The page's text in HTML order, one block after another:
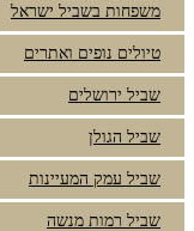
משפחות בשביל ישראל
טיולים נופים ואתרים
שביל ירושלים
שביל הגולן
שביל עמק המעיינות
שביל רמות מנשה